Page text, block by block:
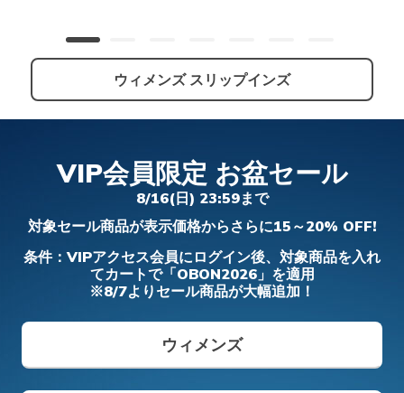
ウィメンズ スリップインズ
スケッチャーズ スリップインズ：アーチ
フィット ディーライツ 330 - モダン レト
メンズ
¥ 19,690
スケッチャーズ スリ
メンズ スリップインズ
スケッチャーズ スリップインズ：コンツ
アーフォーム - コージーフィット
からの値引き
¥ 8,690から¥ 5,900
スケッチャーズ スリ
¥ 6,490
キッズ スリップインズ
VIP会員限定 お盆セール
8/16(日) 23:59まで
対象セール商品が表示価格からさらに15～20% OFF!
条件：VIPアクセス会員にログイン後、対象商品を入れ
てカートで「OBON2026」を適用
※8/7よりセール商品が大幅追加！
ウィメンズ